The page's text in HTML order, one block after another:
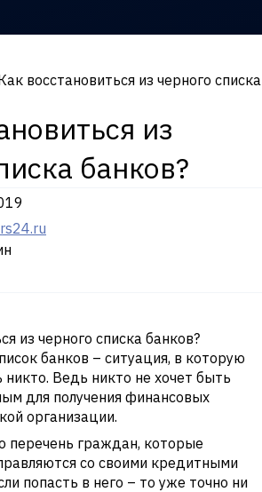
восстановиться из черного списка
из
банков?
банков – ситуация, в которую
никто. Ведь никто не хочет быть
для получения финансовых
организации.
перечень граждан, которые
со своими кредитными
попасть в него – то уже точно ни